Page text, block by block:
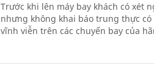
Trước khi lên máy bay khách có xét
nhưng không khai báo trung thực
vĩnh viễn trên các chuyến bay của